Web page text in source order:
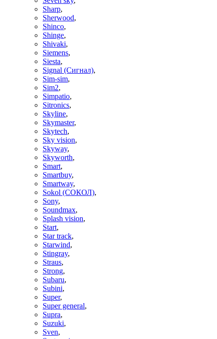
Sharp,
Sherwood,
Shinco,
Shinge,
Shivaki,
Siemens,
Siesta,
Signal (Сигнал),
Sim-sim,
Sim2,
Simpatio,
Sitronics,
Skyline,
Skymaster,
Skytech,
Sky vision,
Skyway,
Skyworth,
Smart,
Smartbuy,
Smartway,
Sokol (СОКОЛ),
Sony,
Soundmax,
Splash vision,
Start,
Star track,
Starwind,
Stingray,
Straus,
Strong,
Subaru,
Subini,
Super,
Super general,
Supra,
Suzuki,
Sven,